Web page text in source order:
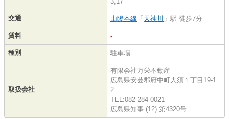
交通 山陽本線 「天神川 」駅 徒歩7分
賃料 -
種別 駐車場
取扱会社
有限会社万栄不動産
広島県安芸郡府中町大須１丁目19-1
2
TEL:082-284-0021
広島県知事 (12) 第4320号